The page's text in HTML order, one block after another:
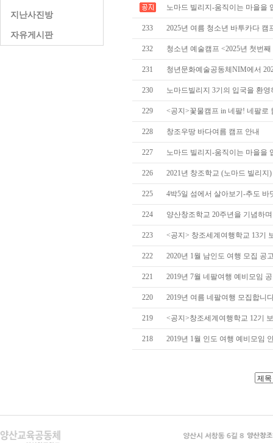
지난사진방
자유게시판
노마드 빌리지-움직이는 마을을
233 2025년 여름 청소년 바투카다 캠
232 청소년 예술캠프 <2025년 첫번
231 청년문화예술공동체NIM에서
230 노마드빌리지 3기의 입국을 환
229 <공지>꽃물캠프 in 네팔! 네팔로
228 창조우땅 바다여름 캠프 안내
227 노마드 빌리지-움직이는 마을을
226 2021년 창조학교 (노마드 빌리지
225 4박5일 섬에서 살아보기-추도 바
224 양산창조학교 20주년을 기념하
223 <공지> 창조세계여행학교 13기
222 2020년 1월 남인도 여행 모집 공
221 2019년 7월 네팔여행 예비모임
220 2019년 여름 네팔여행 모집합니
219 <공지>창조세계여행학교 12기
218 2019년 1월 인도 여행 예비모임